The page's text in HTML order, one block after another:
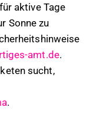
aktive Tage
Sonne zu
amt.de.
sucht,
.